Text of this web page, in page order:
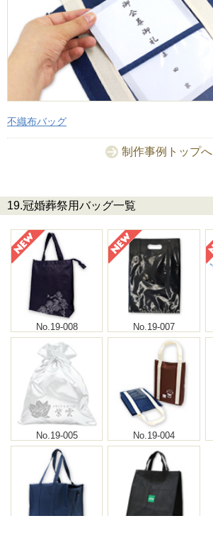
不織布バッグ
制作事例トップへ
19.冠婚葬祭用バッグ一覧
No.19-008 No.19-007
No.19-005 No.19-004